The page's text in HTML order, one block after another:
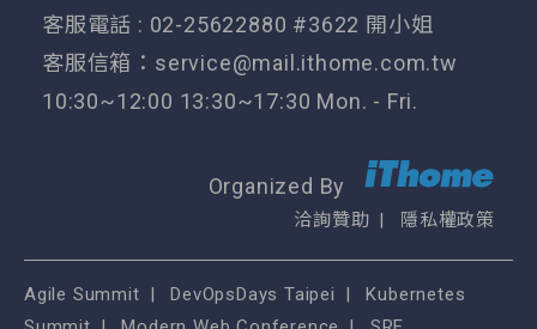
客服電話 : 02-25622880 #3622 開小姐
客服信箱： service@mail.ithome.com.tw
10:30~12:00 13:30~17:30 Mon. - Fri.
Organized By
洽詢贊助 隱私權政策
Agile Summit DevOpsDays Taipei
Kubernetes